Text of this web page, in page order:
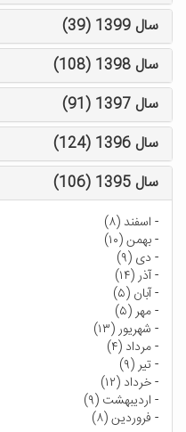
سال 1399 (39)
سال 1398 (108)
سال 1397 (91)
سال 1396 (124)
سال 1395 (106)
- اسفند (۸)
-بهمن (۱۰)
- دی (۹)
-آذر (۱۴)
-آبان (۵)
-مهر (۵)
- شهریور (۱۳)
-مرداد (۴)
-تیر (۹)
-خرداد (۱۲)
- اردیبهشت (۹)
- فروردین (۸)